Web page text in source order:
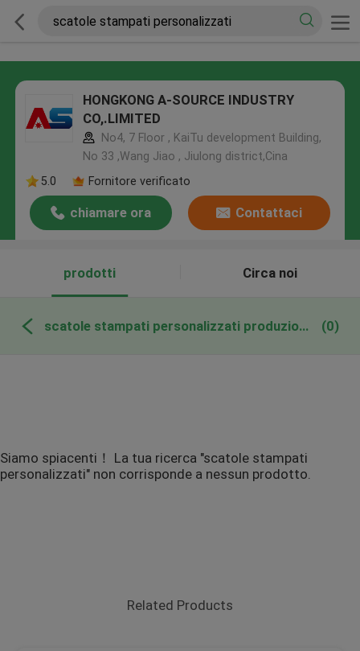
HONGKONG A-SOURCE INDUSTRY
CO,.LIMITED
No4, 7 Floor , KaiTu development Building,
No 33 ,Wang Jiao , Jiulong district,Cina
5.0
Fornitore verificato
chiamare ora Contattaci
prodotti Circa noi
scatole stampati personalizzati produzione online (0)
Siamo spiacenti！ La tua ricerca "scatole stampati
personalizzati" non corrisponde a nessun prodotto.
Related Products